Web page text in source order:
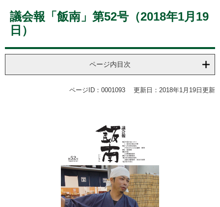
文議会報「飯南」第52号（2018年1月19
日）
ページ内目次
ページID：0001093 更新日：2018年1月19日更新